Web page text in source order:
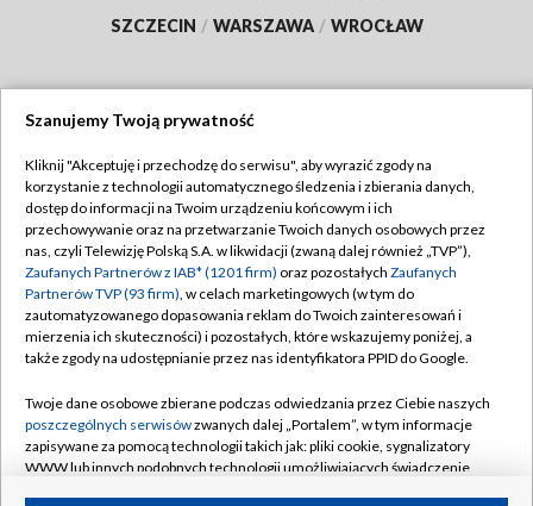
SZCZECIN / WARSZAWA / WROCŁAW
TVP
Abonament TVP
Emisja w TVP
Centrum informacji TVP
Naziemna Telewizja Cyfrowa
Rada Programowa
System NOS
Informacje o nadawcy
Regulamin TVP
Polityka prywatności
Moje zgody
Pomoc
Kontakt
Szanujemy Twoją prywatność
Kliknij "Akceptuję i przechodzę do serwisu", aby wyrazić zgody na
korzystanie z technologii automatycznego śledzenia i zbierania danych,
dostęp do informacji na Twoim urządzeniu końcowym i ich
przechowywanie oraz na przetwarzanie Twoich danych osobowych przez
nas, czyli Telewizję Polską S.A. w likwidacji (zwaną dalej również „TVP”),
Zaufanych Partnerów z IAB* (1201 firm) oraz pozostałych Zaufanych
Partnerów TVP (93 firm), w celach marketingowych (w tym do
zautomatyzowanego dopasowania reklam do Twoich zainteresowań i
mierzenia ich skuteczności) i pozostałych, które wskazujemy poniżej, a
także zgody na udostępnianie przez nas identyfikatora PPID do Google.
Twoje dane osobowe zbierane podczas odwiedzania przez Ciebie naszych
poszczególnych serwisówzwanych dalej „Portalem”, w tym informacje
zapisywane za pomocą technologii takich jak: pliki cookie, sygnalizatory
WWW lub innych podobnych technologii umożliwiających świadczenie